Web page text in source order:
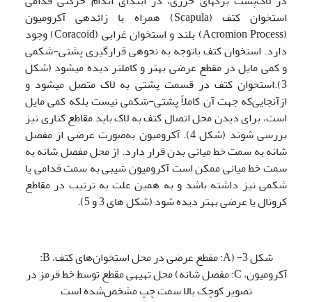
استخوان کتف (Scapula) همراه با زائده­ی آکرومیون
(Acromion Process) بلند و استخوان غرابی (Coracoid) وجود
دارد. استخوان کتف باتوجه به نحوه­ی قرارگیری پشتی-شکمی
و کمی مایل در مقطع عرضی بهتر و کامل­تر دیده می­شود (شکل
3).استخوان کتف در قسمت پشتی به لاک متصل می­شود و
ازآنجایی‌که جهت آن کاملاً پشتی-شکمی نیست بلکه کمی مایل
است، برای دیدن محل اتصال کتف به لاک باید مقاطع کناری نیز
بررسی شوند (شکل 4). آکرومیون به‌صورت عرضی از مفصل
شانه به سمت خط میانی بدن قرار دارد. از محل مفصل شانه به
سمت خط میانی ممکن است آکرومیون شیبی به سمت قدامی یا
شکمی نیز داشته باشد و به همین علت به ترتیب در مقاطع
کرونال یا عرضی بهتر دیده شود (شکل های 3 و 5).
شکل 3- (A: مقطع عرضی در محل استخوان‌های کتف، B:
آکرومیون، C: مفصل شانه) محل تهیه­ی مقطع توسط خط قرمز در
تصویر کوچک بالا سمت چپ مشخص‌شده است